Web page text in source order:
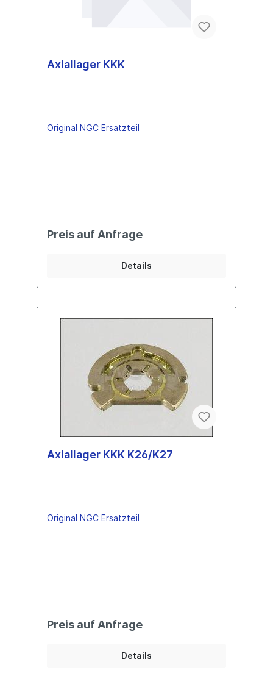
Axiallager KKK
Original NGC Ersatzteil
Preis auf Anfrage
Details
Axiallager KKK K26/K27
Original NGC Ersatzteil
Preis auf Anfrage
Details